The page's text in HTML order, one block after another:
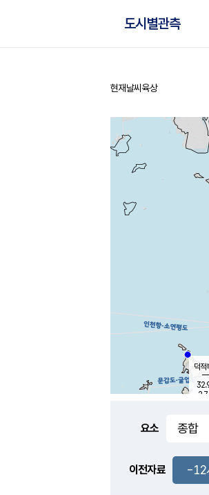
도시별관측
홈
현재날씨 육상
-
덕적
2.7
요소
이전자료 -12